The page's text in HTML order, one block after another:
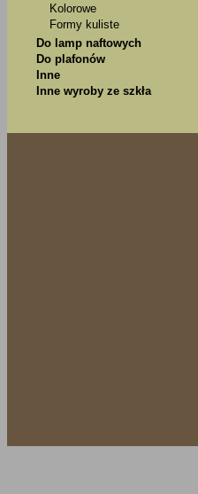
Kolorowe
Formy kuliste
Do lamp naftowych
Do plafonów
Inne
Inne wyroby ze szkła